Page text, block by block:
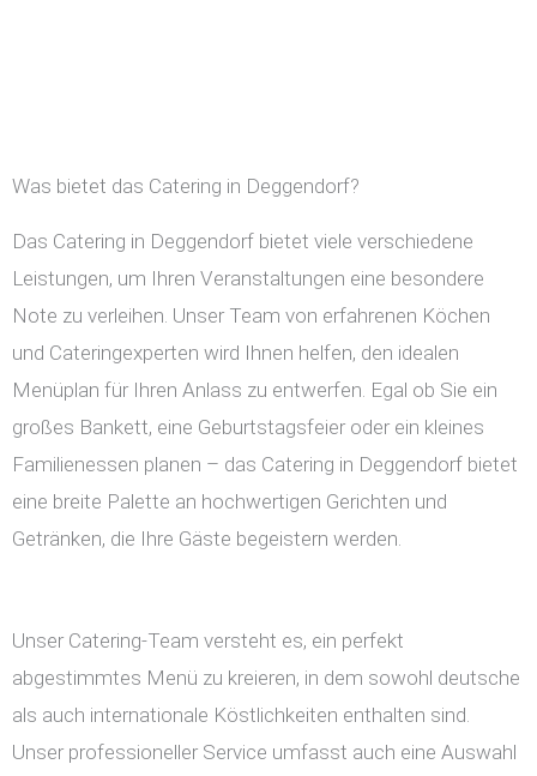
Was bietet das Catering in Deggendorf?
Das Catering in Deggendorf bietet viele verschiedene
Leistungen, um Ihren Veranstaltungen eine besondere
Note zu verleihen. Unser Team von erfahrenen Köchen
und Cateringexperten wird Ihnen helfen, den idealen
Menüplan für Ihren Anlass zu entwerfen. Egal ob Sie ein
großes Bankett, eine Geburtstagsfeier oder ein kleines
Familienessen planen – das Catering in Deggendorf bietet
eine breite Palette an hochwertigen Gerichten und
Getränken, die Ihre Gäste begeistern werden.
Unser Catering-Team versteht es, ein perfekt
abgestimmtes Menü zu kreieren, in dem sowohl deutsche
als auch internationale Köstlichkeiten enthalten sind.
Unser professioneller Service umfasst auch eine Auswahl